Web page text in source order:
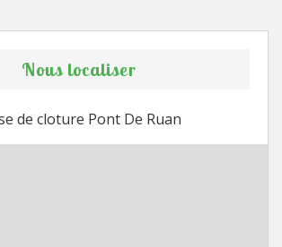
Nous localiser
de cloture Pont De Ruan